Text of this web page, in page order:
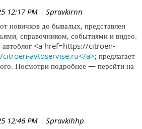
12:17 PM | Spravkirnn
новичков до бывалых, представлен
справочником, событиями и видео.
автоблог <a href=https://citroen-
avtoservise.ru</a>; предлагает
Посмотри подробнее — перейти на
12:46 PM | Spravkihhp